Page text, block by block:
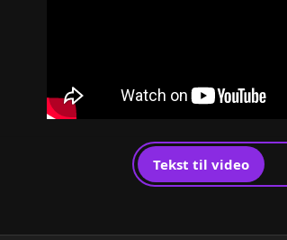
Tekst til video